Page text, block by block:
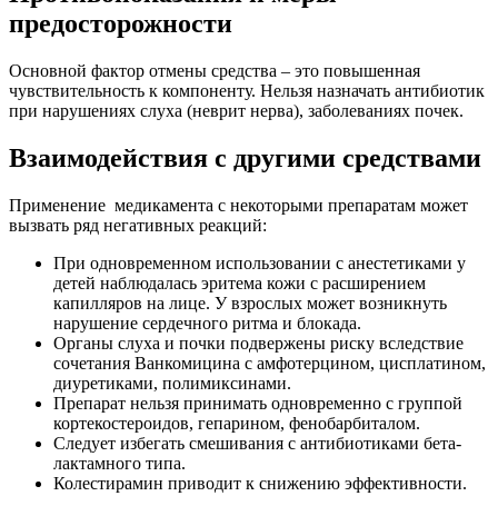
предосторожности
Основной фактор отмены средства – это повышенная
чувствительность к компоненту. Нельзя назначать антибиотик
при нарушениях слуха (неврит нерва), заболеваниях почек.
Взаимодействия с другими средствами
Применение медикамента с некоторыми препаратам может
вызвать ряд негативных реакций:
При одновременном использовании с анестетиками у
детей наблюдалась эритема кожи с расширением
капилляров на лице. У взрослых может возникнуть
нарушение сердечного ритма и блокада.
Органы слуха и почки подвержены риску вследствие
сочетания Ванкомицина с амфотерцином, цисплатином,
диуретиками, полимиксинами.
Препарат нельзя принимать одновременно с группой
кортекостероидов, гепарином, фенобарбиталом.
Следует избегать смешивания с антибиотиками бета-
лактамного типа.
Колестирамин приводит к снижению эффективности.